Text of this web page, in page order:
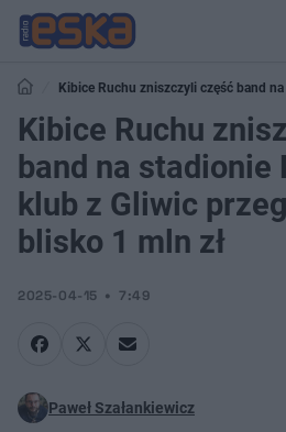
Kibice Ruchu zniszczyli część band
przegrał walkę o blisko 1 mln zł
Kibice Ruchu
band na stadionie
klub z Gliwic
blisko 1 mln zł
2025-04-15 7:49
Paweł Szałankiewicz